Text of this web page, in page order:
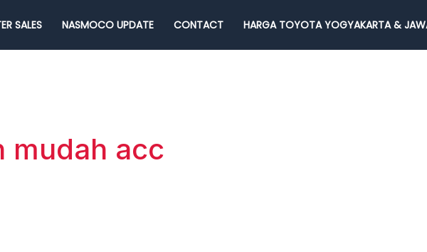
SALES NASMOCO UPDATE CONTACT HARGA TOYOTA YOGYAKARTA &
mudah acc